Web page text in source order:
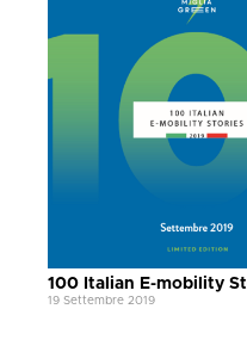
100 Italian E-mobility
19 Settembre 2019